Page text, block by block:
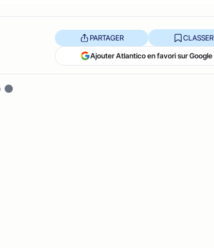
PARTAGER CLASSER
Ajouter Atlantico en favori sur Google